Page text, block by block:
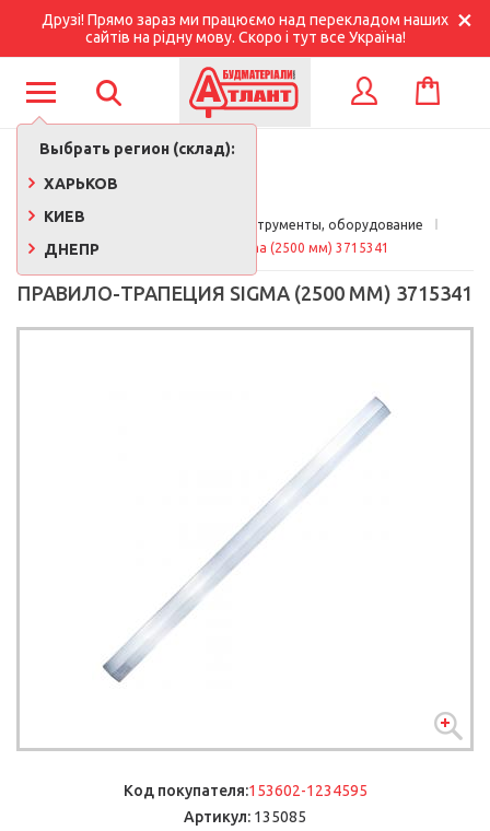
Друзі! Прямо зараз ми працюємо над перекладом наших
сайтів на рідну мову. Скоро і тут все Україна!
Выбрать регион (склад):
ХАРЬКОВ
КИЕВ
ДНЕПР
КОРЗИНА
Главная
Строительные инструменты, оборудование
Правило-трапеция Sigma (2500 мм) 3715341
ПРАВИЛО-ТРАПЕЦИЯ SIGMA (2500 ММ) 3715341
Код покупателя:153602-1234595
Артикул: 135085